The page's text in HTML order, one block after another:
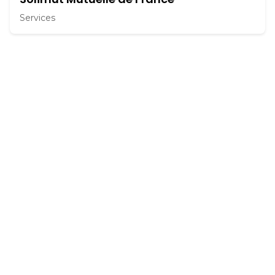
Services